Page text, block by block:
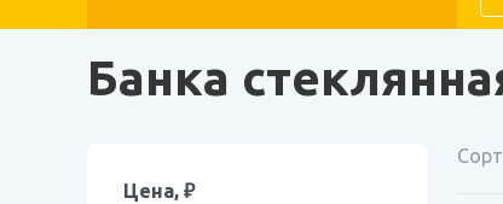
Банка
Цена, ₽